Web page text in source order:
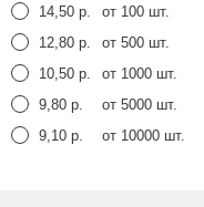
14,50 р.
от 100 шт.
12,80 р.
от 500 шт.
10,50 р.
от 1000 шт.
9,80 р.
от 5000 шт.
9,10 р.
от 10000 шт.